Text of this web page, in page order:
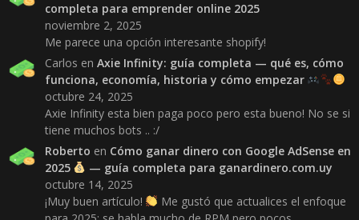
completa para emprender online 2025
noviembre 2, 2025
Me parece una opción interesante shopify!
Carlos en Axie Infinity: guía completa — qué es, cómo
funciona, economía, historia y cómo empezar
octubre 24, 2025
Axie Infinity esta bien paga poco pero esta bueno! No se si
tiene muchos bots .. :/
Roberto en Cómo ganar dinero con Google AdSense en
2025
— guía completa para ganardinero.com.uy
octubre 14, 2025
¡Muy buen artículo!
Me gustó que actualices el enfoque